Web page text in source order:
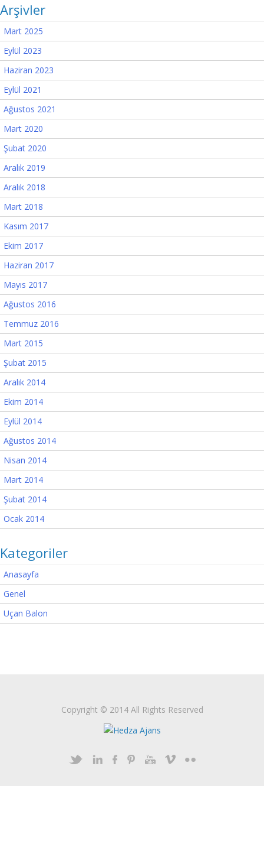
Arşivler
Mart 2025
Eylül 2023
Haziran 2023
Eylül 2021
Ağustos 2021
Mart 2020
Şubat 2020
Aralık 2019
Aralık 2018
Mart 2018
Kasım 2017
Ekim 2017
Haziran 2017
Mayıs 2017
Ağustos 2016
Temmuz 2016
Mart 2015
Şubat 2015
Aralık 2014
Ekim 2014
Eylül 2014
Ağustos 2014
Nisan 2014
Mart 2014
Şubat 2014
Ocak 2014
Kategoriler
Anasayfa
Genel
Uçan Balon
Copyright © 2014 All Rights Reserved